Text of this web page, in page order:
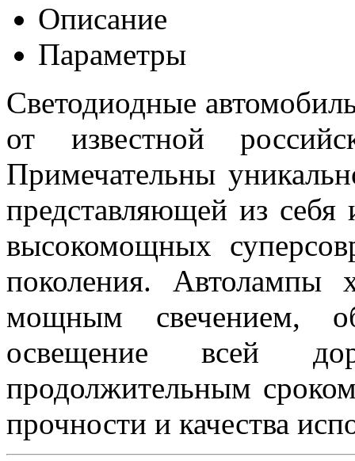
Описание
Параметры
Светодиодные
от известной
Примечательны
представляющей из себя
высокомощных
поколения. Автолампы
мощным свечением,
освещение всей
продолжительным
прочности и качества